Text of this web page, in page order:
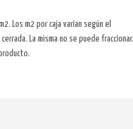
Los m2 por caja varían según el
La misma no se puede